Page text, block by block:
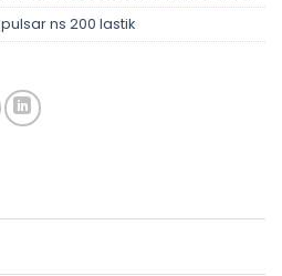
pulsar ns 200 lastik